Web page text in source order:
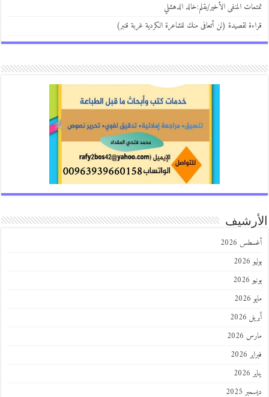
تمتمات المنفى الأخير/بقلم:خالد الدهشلي
قراءة لقصيدة (لن أتعافى منك للشاعرة الكردية غربة قنبر)
الأرشيف
أغسطس 2026
يوليو 2026
يونيو 2026
مايو 2026
أبريل 2026
مارس 2026
فبراير 2026
يناير 2026
ديسمبر 2025